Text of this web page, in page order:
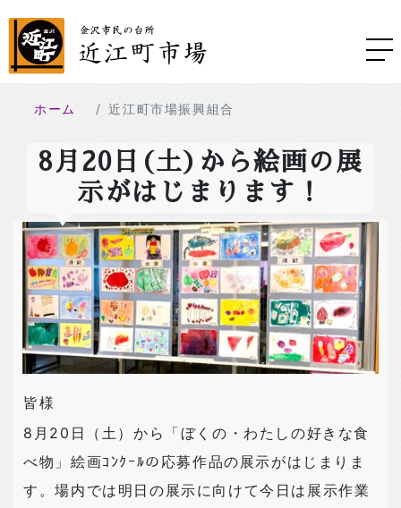
ホーム 近江町市場振興組合
8月20日(土)から絵画の展
示がはじまります！
皆様
8月20日（土）から「ぼくの・わたしの好きな食
べ物」絵画ｺﾝｸｰﾙの応募作品の展示がはじまりま
す。場内では明日の展示に向けて今日は展示作業